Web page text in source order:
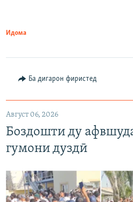
Идома
Ба дигарон фиристед
Август 06, 2026
Боздошти ду
гумони дуздӣ